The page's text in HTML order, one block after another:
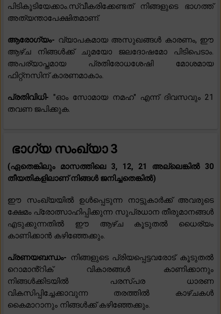
പിടികൂടിയേക്കാം.സ്വീകരിക്കേണ്ടത് നിങ്ങളുടെ ഭാഗത്ത്
അത്യന്താപേക്ഷിതമാണ്.
ആരോഗ്യം- വ്യാപകമായ അസുഖങ്ങൾ കാരണം, ഈ
ആഴ്ച നിങ്ങൾക്ക് ചുമയോ ജലദോഷമോ പിടിപെടാം.
അപര്യാപ്തമായ പ്രതിരോധശേഷി മോശമായ
ഫിറ്റ്നസിന് കാരണമാകാം.
പ്രതിവിധി- "ഓം സോമായ നമഹ" എന്ന് ദിവസവും 21
തവണ ജപിക്കുക.
ഭാഗ്യ സംഖ്യാ 3
(ഏതെങ്കിലും മാസത്തിലെ 3, 12, 21 അല്ലെങ്കിൽ 30
തീയതികളിലാണ് നിങ്ങൾ ജനിച്ചതെങ്കിൽ)
ഈ സംഖ്യയിൽ ഉൾപ്പെടുന്ന നാട്ടുകാർക്ക് അവരുടെ
ക്ഷേമം പ്രോത്സാഹിപ്പിക്കുന്ന സുപ്രധാന തീരുമാനങ്ങൾ
എടുക്കുന്നതിൽ ഈ ആഴ്ച കൂടുതൽ ധൈര്യം
കാണിക്കാൻ കഴിഞ്ഞേക്കും.
പ്രണയബന്ധം- നിങ്ങളുടെ പ്രിയപ്പെട്ടവരോട് കൂടുതൽ
റൊമാൻ്റിക് വികാരങ്ങൾ കാണിക്കാനും
നിങ്ങൾക്കിടയിൽ പരസ്പര ധാരണ
വികസിപ്പിച്ചേക്കാവുന്ന തരത്തിൽ കാഴ്ചകൾ
കൈമാറാനും നിങ്ങൾക്ക് കഴിഞ്ഞേക്കും.